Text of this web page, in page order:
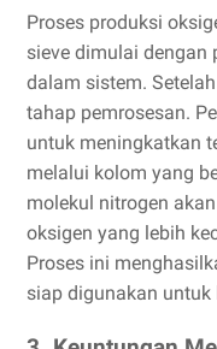
Proses produksi
sieve dimulai dengan
dalam sistem.
tahap pemrosesan.
untuk meningkatkan
melalui kolom yang
molekul nitrogen
oksigen yang lebih
Proses ini
siap digunakan untuk